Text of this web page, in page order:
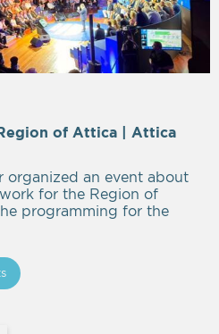
of Attica | Attica
organized an event about
for the Region of
programming for the